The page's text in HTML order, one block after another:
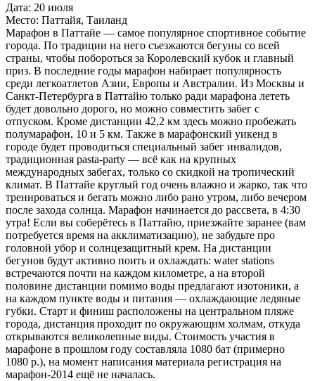
Дата: 20 июля
Место: Паттайя, Таиланд
Марафон в Паттайе — самое популярное спортивное событие
города. По традиции на него съезжаются бегуны со всей
страны, чтобы побороться за Королевский кубок и главный
приз. В последние годы марафон набирает популярность
среди легкоатлетов Азии, Европы и Австралии. Из Москвы и
Санкт-Петербурга в Паттайю только ради марафона лететь
будет довольно дорого, но можно совместить забег с
отпуском. Кроме дистанции 42,2 км здесь можно пробежать
полумарафон, 10 и 5 км. Также в марафонский уикенд в
городе будет проводиться специальный забег инвалидов,
традиционная pasta-party — всё как на крупных
международных забегах, только со скидкой на тропический
климат. В Паттайе круглый год очень влажно и жарко, так что
тренироваться и бегать можно либо рано утром, либо вечером
после захода солнца. Марафон начинается до рассвета, в 4:30
утра! Если вы соберётесь в Паттайю, приезжайте заранее (вам
потребуется время на акклиматизацию), не забудьте про
головной убор и солнцезащитный крем. На дистанции
бегунов будут активно поить и охлаждать: water stations
встречаются почти на каждом километре, а на второй
половине дистанции помимо воды предлагают изотоники, а
на каждом пункте воды и питания — охлаждающие ледяные
губки. Старт и финиш расположены на центральном пляже
города, дистанция проходит по окружающим холмам, откуда
открываются великолепные виды. Стоимость участия в
марафоне в прошлом году составляла 1080 бат (примерно
1080 р.), на момент написания материала регистрация на
марафон-2014 ещё не началась.